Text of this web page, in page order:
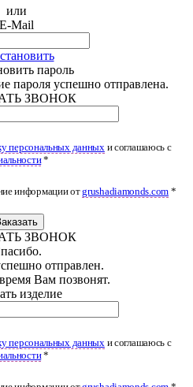
или
E-Mail
пароль
пароля успешно отправлена.
ЗВОНОК
персональных данных и соглашаюсь с
*
информации отgrushadiamonds.com *
ЗВОНОК
отправлен.
Вам позвонят.
изделие
персональных данных и соглашаюсь с
*